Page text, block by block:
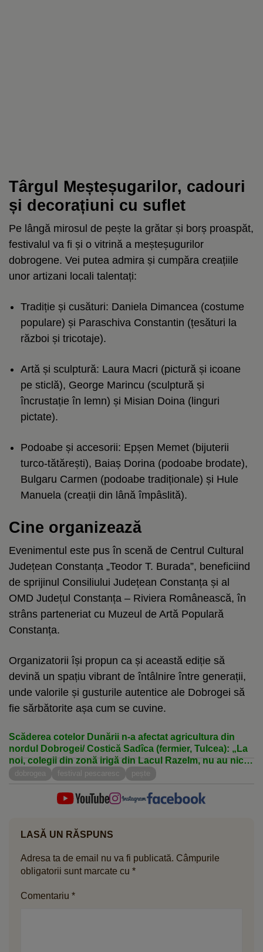
Târgul Meșteșugarilor, cadouri
și decorațiuni cu suflet
Pe lângă mirosul de pește la grătar și borș proaspăt,
festivalul va fi și o vitrină a meșteșugurilor
dobrogene. Vei putea admira și cumpăra creațiile
unor artizani locali talentați:
Tradiție și cusături: Daniela Dimancea (costume
populare) și Paraschiva Constantin (țesături la
război și tricotaje).
Artă și sculptură: Laura Macri (pictură și icoane
pe sticlă), George Marincu (sculptură și
încrustație în lemn) și Misian Doina (linguri
pictate).
Podoabe și accesorii: Epșen Memet (bijuterii
turco-tătărești), Baiaș Dorina (podoabe brodate),
Bulgaru Carmen (podoabe tradiționale) și Hule
Manuela (creații din lână împâslită).
Cine organizează
Evenimentul este pus în scenă de Centrul Cultural
Județean Constanța „Teodor T. Burada”, beneficiind
de sprijinul Consiliului Județean Constanța și al
OMD Județul Constanța – Riviera Românească, în
strâns parteneriat cu Muzeul de Artă Populară
Constanța.
Organizatorii își propun ca și această ediție să
devină un spațiu vibrant de întâlnire între generații,
unde valorile și gusturile autentice ale Dobrogei să
fie sărbătorite așa cum se cuvine.
Scăderea cotelor Dunării n-a afectat agricultura din
nordul Dobrogei/ Costică Sadîca (fermier, Tulcea): „La
noi, colegii din zonă irigă din Lacul Razelm, nu au nicio
restricție la apă/ Oricum, agricultura este pentru
oamenii cu nervii tari, puternici”
dobrogea festival pescaresc pește
LASĂ UN RĂSPUNS
Adresa ta de email nu va fi publicată. Câmpurile
obligatorii sunt marcate cu *
Comentariu *